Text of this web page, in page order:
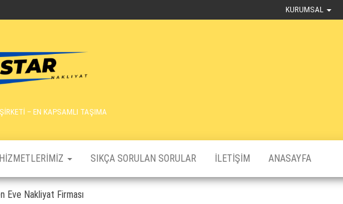
KURUMSAL
– EN KAPSAMLI TAŞIMA
HIZMETLERIMIZ SIKÇA SORULAN SORULAR İLETIŞIM ANASAYFA
Eve Nakliyat Firması